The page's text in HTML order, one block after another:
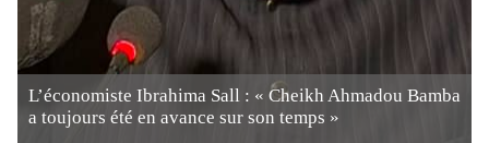
L’économiste Ibrahima Sall : « Cheikh Ahmadou Bamba
a toujours été en avance sur son temps »